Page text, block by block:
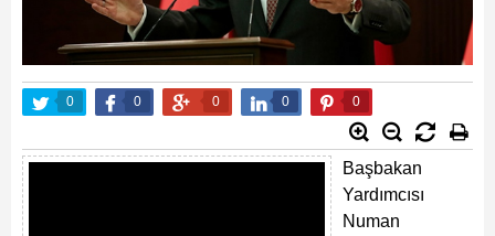
0 0 0 0 0
Başbakan
Yardımcısı
Numan